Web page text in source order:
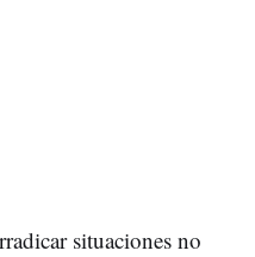
situaciones no